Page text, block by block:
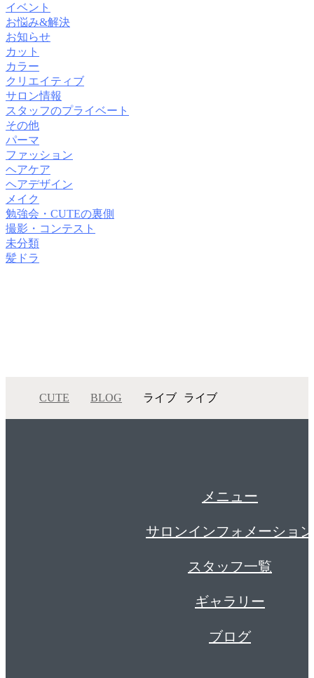
イベント
お悩み&解決
お知らせ
カット
カラー
クリエイティブ
サロン情報
スタッフのプライベート
その他
パーマ
ファッション
ヘアケア
ヘアデザイン
メイク
勉強会・CUTEの裏側
撮影・コンテスト
未分類
髪ドラ
CUTE BLOG ライブ ライブ
メニュー
サロンインフォメーション
スタッフ一覧
ギャラリー
ブログ